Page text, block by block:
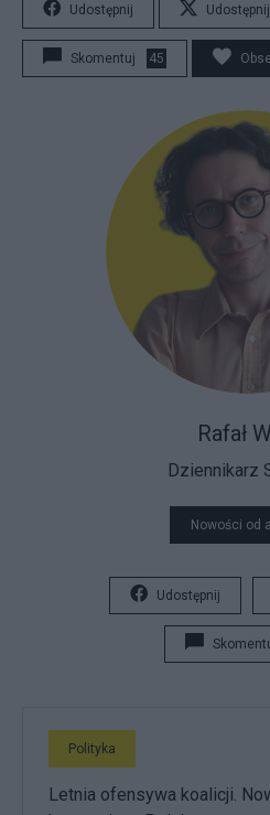
Udostępnij Udostępnij
Skomentuj 45
Dziennikarz
Rafał
Nowości od
Udostępnij
Polityka
Letnia ofensywa koalicji.